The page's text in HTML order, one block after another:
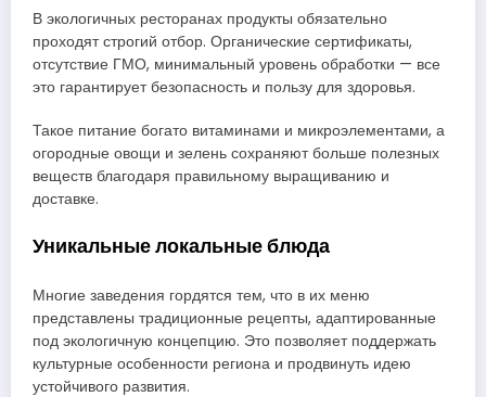
В экологичных ресторанах продукты обязательно
проходят строгий отбор. Органические сертификаты,
отсутствие ГМО, минимальный уровень обработки — все
это гарантирует безопасность и пользу для здоровья.
Такое питание богато витаминами и микроэлементами, а
огородные овощи и зелень сохраняют больше полезных
веществ благодаря правильному выращиванию и
доставке.
Уникальные локальные блюда
Многие заведения гордятся тем, что в их меню
представлены традиционные рецепты, адаптированные
под экологичную концепцию. Это позволяет поддержать
культурные особенности региона и продвинуть идею
устойчивого развития.